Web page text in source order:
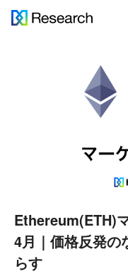
Ethereum(ETH)
4月｜価格反発の
らす